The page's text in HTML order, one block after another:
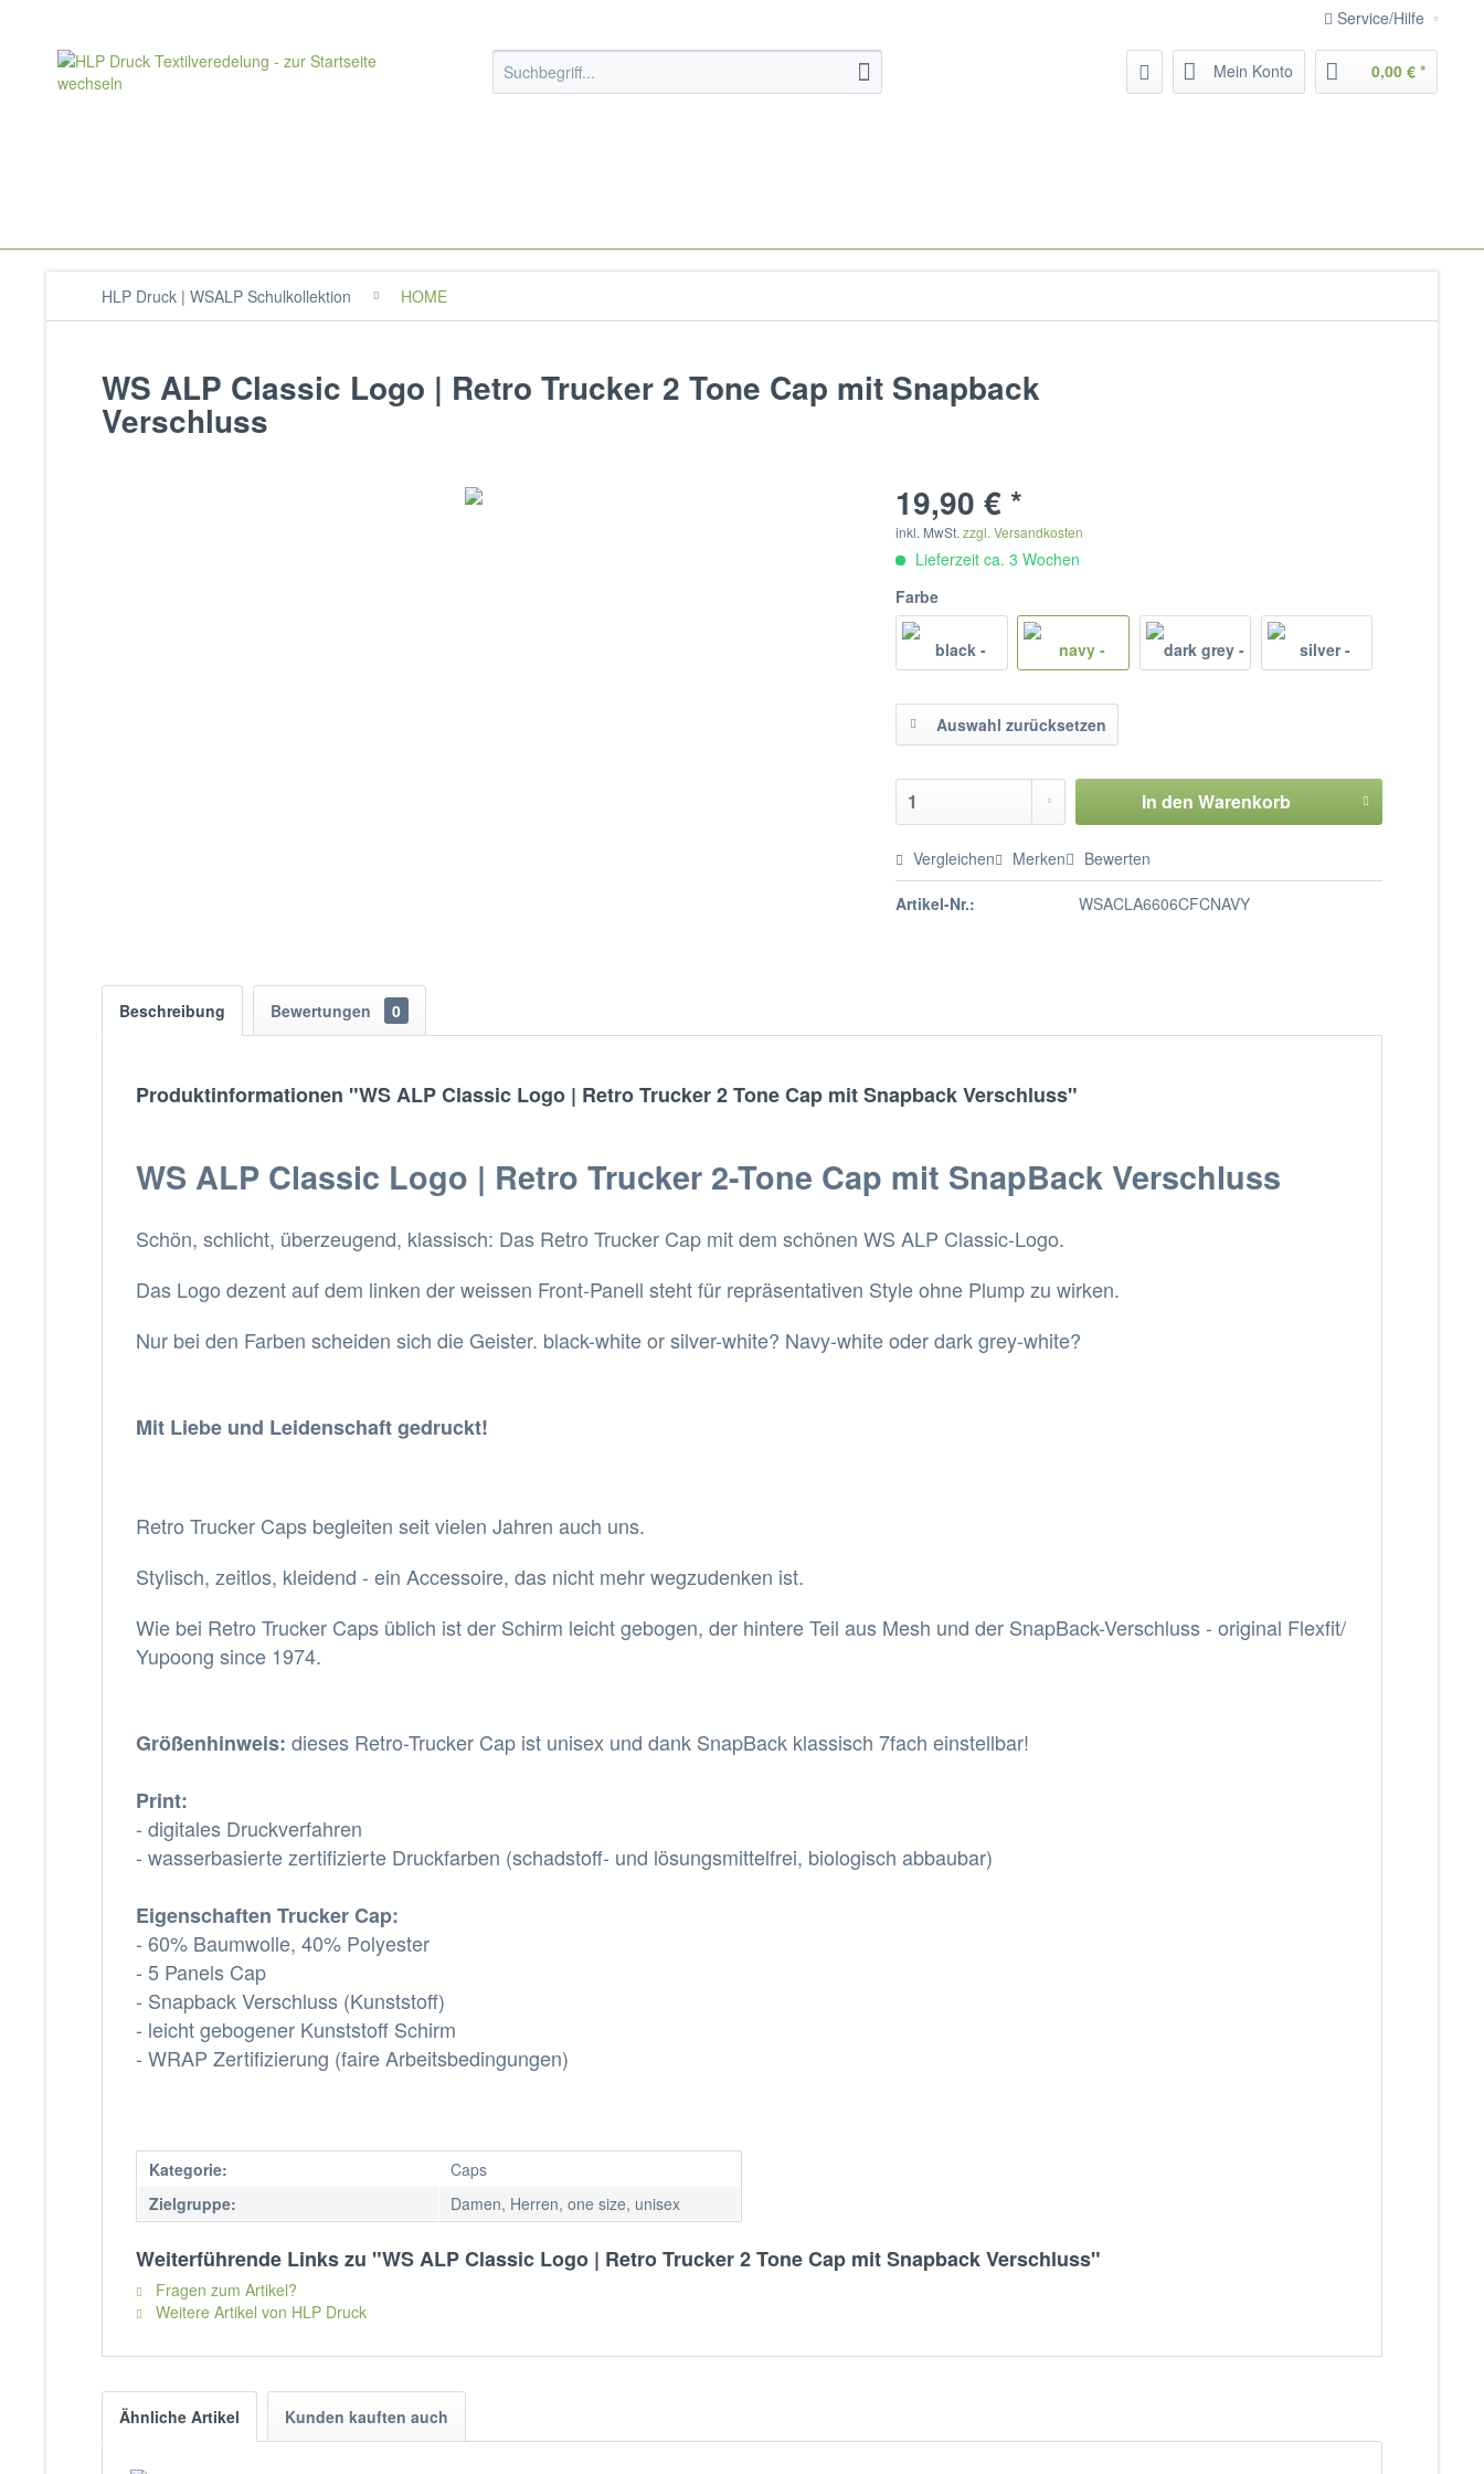
Service/Hilfe
Mein Konto 0,00 € *
HLP Druck | WSALP Schulkollektion HOME
WS ALP Classic Logo | Retro Trucker 2 Tone Cap mit Snapback
Verschluss
19,90 € *
inkl. MwSt.zzgl. Versandkosten
Lieferzeit ca. 3 Wochen
Farbe
Auswahl zurücksetzen
In den Warenkorb
Vergleichen Merken Bewerten
Artikel-Nr.: WSACLA6606CFCNAVY
Beschreibung Bewertungen 0
Produktinformationen "WS ALP Classic Logo | Retro Trucker 2 Tone Cap mit Snapback Verschluss"
WS ALP Classic Logo | Retro Trucker 2-Tone Cap mit SnapBack Verschluss
Schön, schlicht, überzeugend, klassisch: Das Retro Trucker Cap mit dem schönen WS ALP Classic-Logo.
Das Logo dezent auf dem linken der weissen Front-Panell steht für repräsentativen Style ohne Plump zu wirken.
Nur bei den Farben scheiden sich die Geister. black-white or silver-white? Navy-white oder dark grey-white?
Mit Liebe und Leidenschaft gedruckt!
Retro Trucker Caps begleiten seit vielen Jahren auch uns.
Stylisch, zeitlos, kleidend - ein Accessoire, das nicht mehr wegzudenken ist.
Wie bei Retro Trucker Caps üblich ist der Schirm leicht gebogen, der hintere Teil aus Mesh und der SnapBack-Verschluss - original Flexfit/
Yupoong since 1974.
Größenhinweis: dieses Retro-Trucker Cap ist unisex und dank SnapBack klassisch 7fach einstellbar!
Print:
- digitales Druckverfahren
- wasserbasierte zertifizierte Druckfarben (schadstoff- und lösungsmittelfrei, biologisch abbaubar)
Eigenschaften Trucker Cap:
- 60% Baumwolle, 40% Polyester
- 5 Panels Cap
- Snapback Verschluss (Kunststoff)
- leicht gebogener Kunststoff Schirm
- WRAP Zertifizierung (faire Arbeitsbedingungen)
Kategorie:
Caps
Zielgruppe:
Damen, Herren, one size, unisex
Weiterführende Links zu "WS ALP Classic Logo | Retro Trucker 2 Tone Cap mit Snapback Verschluss"
Fragen zum Artikel?
Weitere Artikel von HLP Druck
Ähnliche Artikel Kunden kauften auch